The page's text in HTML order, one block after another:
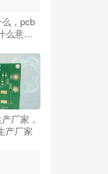
，pcb
么意
厂家，
产厂家